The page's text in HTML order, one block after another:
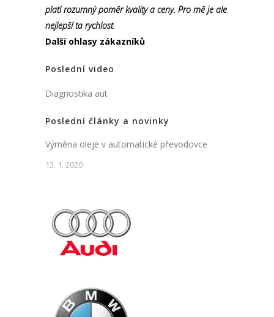
platí rozumný poměr kvality a ceny. Pro mě je ale
nejlepší ta rychlost.
Další ohlasy zákazníků
Poslední video
Diagnostika aut
Poslední články a novinky
Výměna oleje v automatické převodovce
13. 1. 2020